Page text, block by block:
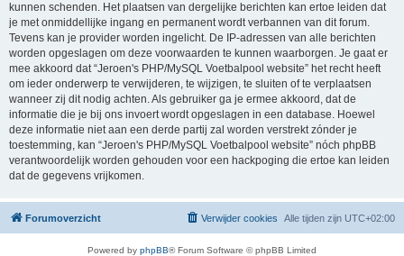
kunnen schenden. Het plaatsen van dergelijke berichten kan ertoe leiden dat
je met onmiddellijke ingang en permanent wordt verbannen van dit forum.
Tevens kan je provider worden ingelicht. De IP-adressen van alle berichten
worden opgeslagen om deze voorwaarden te kunnen waarborgen. Je gaat er
mee akkoord dat “Jeroen's PHP/MySQL Voetbalpool website” het recht heeft
om ieder onderwerp te verwijderen, te wijzigen, te sluiten of te verplaatsen
wanneer zij dit nodig achten. Als gebruiker ga je ermee akkoord, dat de
informatie die je bij ons invoert wordt opgeslagen in een database. Hoewel
deze informatie niet aan een derde partij zal worden verstrekt zónder je
toestemming, kan “Jeroen's PHP/MySQL Voetbalpool website” nóch phpBB
verantwoordelijk worden gehouden voor een hackpoging die ertoe kan leiden
dat de gegevens vrijkomen.
Forumoverzicht Alle tijden zijn UTC+02:00
Verwijder cookies
Powered by phpBB® Forum Software © phpBB Limited